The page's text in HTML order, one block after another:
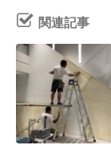
関連記事